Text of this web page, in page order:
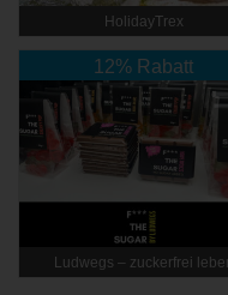
HolidayTrex
12% Rabatt
Ludwegs – zuckerfrei